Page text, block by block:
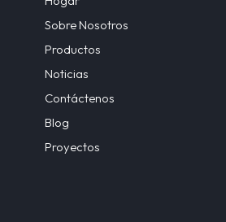
Sobre Nosotros
Productos
Noticias
Contáctenos
Blog
Proyectos